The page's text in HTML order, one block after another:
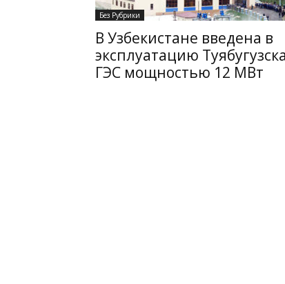
Без Рубрики
В Узбекистане введена в
эксплуатацию
ГЭС мощностью 12 МВт